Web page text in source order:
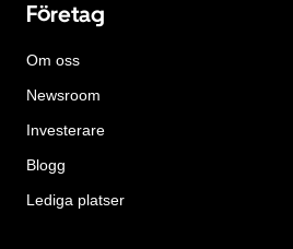
Företag
Om oss
Newsroom
Investerare
Blogg
Lediga platser